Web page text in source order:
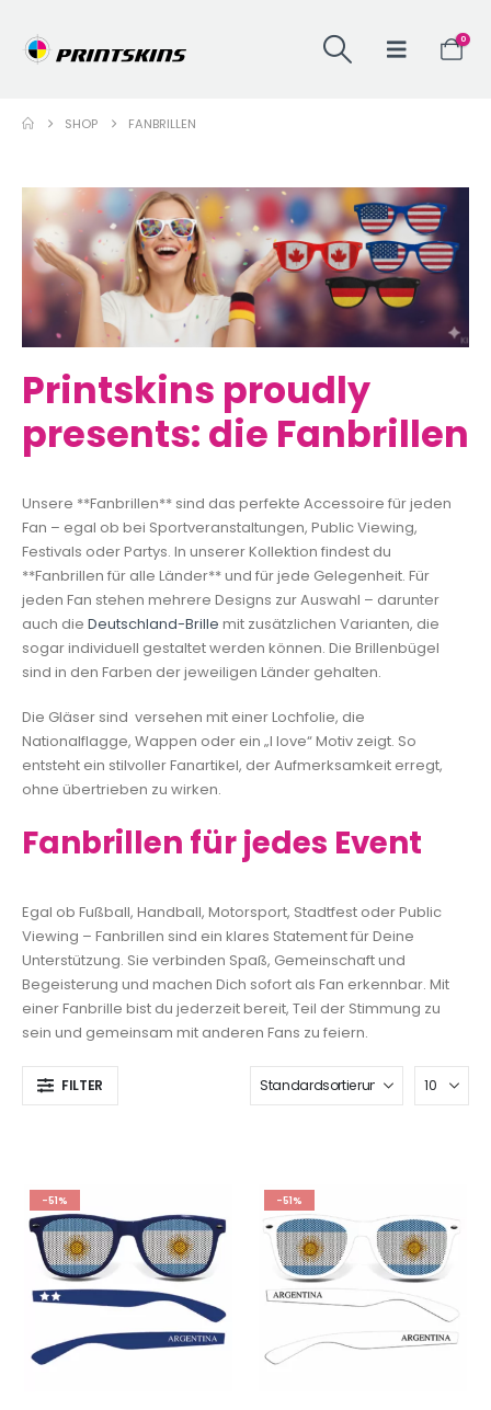
0
SHOP FANBRILLEN
Printskins proudly
presents: die Fanbrillen
Unsere **Fanbrillen** sind das perfekte Accessoire für jeden
Fan – egal ob bei Sportveranstaltungen, Public Viewing,
Festivals oder Partys. In unserer Kollektion findest du
**Fanbrillen für alle Länder** und für jede Gelegenheit. Für
jeden Fan stehen mehrere Designs zur Auswahl – darunter
auch die Deutschland-Brille mit zusätzlichen Varianten, die
sogar individuell gestaltet werden können. Die Brillenbügel
sind in den Farben der jeweiligen Länder gehalten.
Die Gläser sind versehen mit einer Lochfolie, die
Nationalflagge, Wappen oder ein „I love“ Motiv zeigt. So
entsteht ein stilvoller Fanartikel, der Aufmerksamkeit erregt,
ohne übertrieben zu wirken.
Fanbrillen für jedes Event
Egal ob Fußball, Handball, Motorsport, Stadtfest oder Public
Viewing – Fanbrillen sind ein klares Statement für Deine
Unterstützung. Sie verbinden Spaß, Gemeinschaft und
Begeisterung und machen Dich sofort als Fan erkennbar. Mit
einer Fanbrille bist du jederzeit bereit, Teil der Stimmung zu
sein und gemeinsam mit anderen Fans zu feiern.
FILTER
-51% -51%